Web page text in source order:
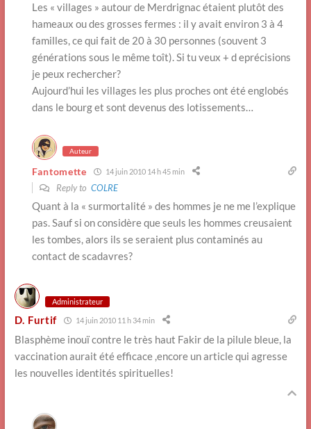
Les « villages » autour de Merdrignac étaient plutôt des
hameaux ou des grosses fermes : il y avait environ 3 à 4
familles, ce qui fait de 20 à 30 personnes (souvent 3
générations sous le même toît). Si tu veux + d eprécisions
je peux rechercher?
Aujourd’hui les villages les plus proches ont été englobés
dans le bourg et sont devenus des lotissements…
Auteur
Fantomette 14 juin 2010 14 h 45 min
Reply to COLRE
Quant à la « surmortalité » des hommes je ne me l’explique
pas. Sauf si on considère que seuls les hommes creusaient
les tombes, alors ils se seraient plus contaminés au
contact de scadavres?
Administrateur
D. Furtif 14 juin 2010 11 h 34 min
Blasphème inouï contre le très haut Fakir de la pilule bleue, la
vaccination aurait été efficace ,encore un article qui agresse
les nouvelles identités spirituelles!